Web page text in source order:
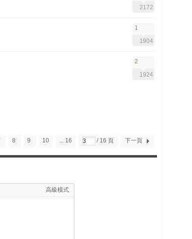
2172
1
1904
2
1924
8 9 10 ... 16 / 16 頁 下一頁
高級模式